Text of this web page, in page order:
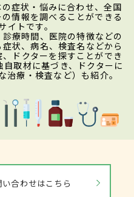
症状・悩みに合わせ、全国
情報を調べることができる
イトです。
療時間、医院の特徴などの
状、病名、検査名などから
ドクターを探すことができ
取材に基づき、ドクターに
療・検査など）も紹介。
合わせはこちら